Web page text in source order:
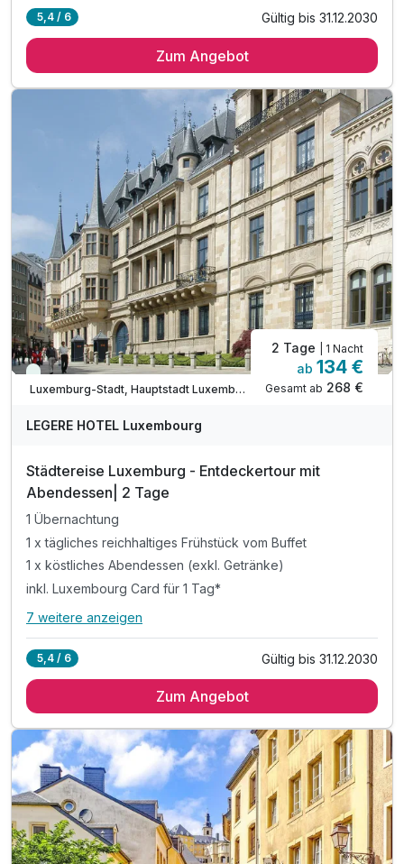
1 x reichhaltiges Frühstück vom Buffet
inkl. romantisch dekoriertes Zimmer
inkl. Nutzung des Sauna- und Fitnessbereichs
inkl. Voucher im Hotelshop
inkl. WLAN Nutzung
inkl. Außenparkplatz am Hotel nach Verfügbarkeit
inkl. Nutzung aller öffentlichen Verkehrsmittel
5,4 / 6 Gültig bis 31.12.2030
Zum Angebot
Immer verfügbar
Luxemburg-Stadt, Hauptstadt Luxemburg
2 Tage | 1 Nacht
ab 134 €
Gesamt ab 268 €
LEGERE HOTEL Luxembourg
Städtereise Luxemburg - Entdeckertour mit
Abendessen| 2 Tage
1 Übernachtung
1 x tägliches reichhaltiges Frühstück vom Buffet
1 x köstliches Abendessen (exkl. Getränke)
inkl. Luxembourg Card für 1 Tag*
Alle Inklusivleistungen
1 x tägliches reichhaltiges Frühstück vom Buffet
inkl. Luxembourg Card für 1 Tag*
inkl. Nutzung des Sauna- und Fitnessbereichs
inkl. Voucher im Hotelshop
* inkl. Nutzung aller öffentlichen Verkehrsmittel
* gratis Eintritt in über 90 Sehenswürdigkeit z.B.
* Besuch der Kasematten
7 weitere anzeigen
5,4 / 6 Gültig bis 31.12.2030
Zum Angebot